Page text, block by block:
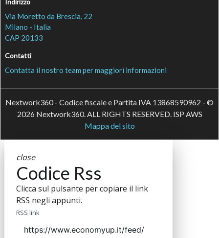
Indirizzo
Via Moretto da Brescia, 22
Milano - Italia
CAP 20133
Contatti
Contatta il nostro team per maggiori informazioni
Nextwork360 - Codice fiscale e Partita IVA 13868590962 - ©
2026 Nextwork360. ALL RIGHTS RESERVED. ISP AWS
Mappa del sito
close
Codice Rss
Clicca sul pulsante per copiare il link
RSS negli appunti.
RSS link